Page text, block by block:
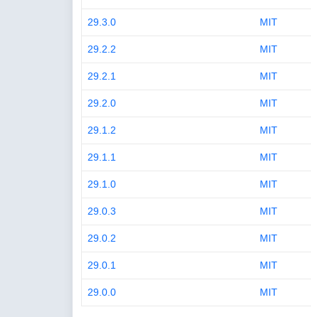
29.3.0 MIT
29.2.2 MIT
29.2.1 MIT
29.2.0 MIT
29.1.2 MIT
29.1.1 MIT
29.1.0 MIT
29.0.3 MIT
29.0.2 MIT
29.0.1 MIT
29.0.0 MIT